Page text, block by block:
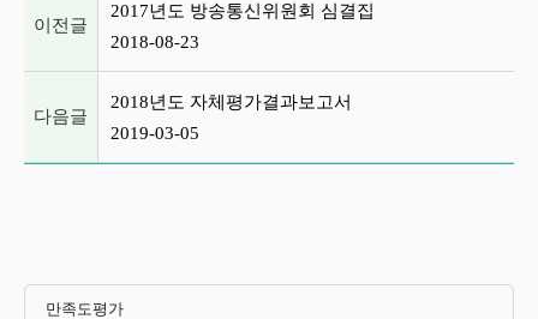
이전글
2017년도 방송통신위원회 심결집
2018-08-23
다음글
2018년도 자체평가결과보고서
2019-03-05
만족도평가